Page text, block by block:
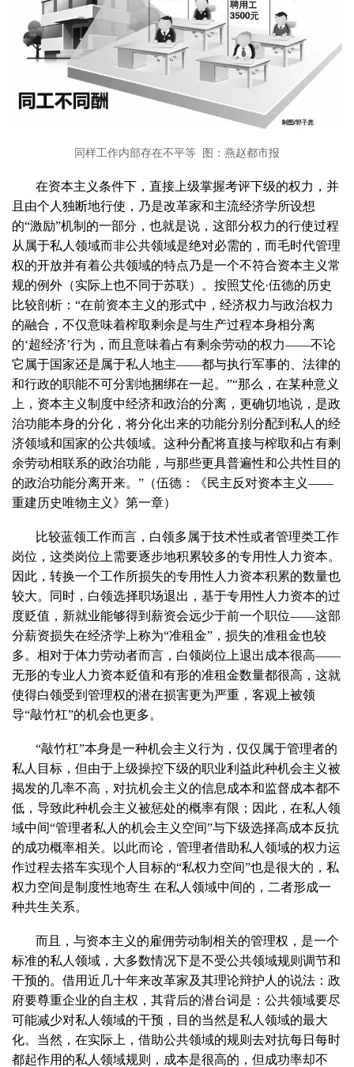
同样工作内部存在不平等 图：燕赵都市报
在资本主义条件下，直接上级掌握考评下级的权力，并
且由个人独断地行使，乃是改革家和主流经济学所设想
的“激励”机制的一部分，也就是说，这部分权力的行使过程
从属于私人领域而非公共领域是绝对必需的，而毛时代管理
权的开放并有着公共领域的特点乃是一个不符合资本主义常
规的例外（实际上也不同于苏联）。按照艾伦·伍德的历史
比较剖析：“在前资本主义的形式中，经济权力与政治权力
的融合，不仅意味着榨取剩余是与生产过程本身相分离
的‘超经济’行为，而且意味着占有剩余劳动的权力——不论
它属于国家还是属于私人地主——都与执行军事的、法律的
和行政的职能不可分割地捆绑在一起。”“那么，在某种意义
上，资本主义制度中经济和政治的分离，更确切地说，是政
治功能本身的分化，将分化出来的功能分别分配到私人的经
济领域和国家的公共领域。这种分配将直接与榨取和占有剩
余劳动相联系的政治功能，与那些更具普遍性和公共性目的
的政治功能分离开来。”（伍德：《民主反对资本主义——
重建历史唯物主义》第一章）
比较蓝领工作而言，白领多属于技术性或者管理类工作
岗位，这类岗位上需要逐步地积累较多的专用性人力资本。
因此，转换一个工作所损失的专用性人力资本积累的数量也
较大。同时，白领选择职场退出，基于专用性人力资本的过
度贬值，新就业能够得到薪资会远少于前一个职位——这部
分薪资损失在经济学上称为“准租金”，损失的准租金也较
多。相对于体力劳动者而言，白领岗位上退出成本很高——
无形的专业人力资本贬值和有形的准租金数量都很高，这就
使得白领受到管理权的潜在损害更为严重，客观上被领
导“敲竹杠”的机会也更多。
“敲竹杠”本身是一种机会主义行为，仅仅属于管理者的
私人目标，但由于上级操控下级的职业利益此种机会主义被
揭发的几率不高，对抗机会主义的信息成本和监督成本都不
低，导致此种机会主义被惩处的概率有限；因此，在私人领
域中间“管理者私人的机会主义空间”与下级选择高成本反抗
的成功概率相关。以此而论，管理者借助私人领域的权力运
作过程去搭车实现个人目标的“私权力空间”也是很大的，私
权力空间是制度性地寄生 在私人领域中间的，二者形成一
种共生关系。
而且，与资本主义的雇佣劳动制相关的管理权，是一个
标准的私人领域，大多数情况下是不受公共领域规则调节和
干预的。借用近几十年来改革家及其理论辩护人的说法：政
府要尊重企业的自主权，其背后的潜台词是：公共领域要尽
可能减少对私人领域的干预，目的当然是私人领域的最大
化。当然，在实际上，借助公共领域的规则去对抗每日每时
都起作用的私人领域规则，成本是很高的，但成功率却不